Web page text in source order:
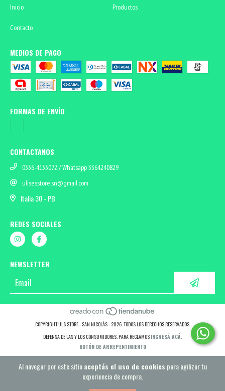
Al navegar por este sitioaceptás el uso de cookies para agilizar tu
experiencia de compra.
Inicio Productos
Contacto
MEDIOS DE PAGO
FORMAS DE ENVÍO
CONTACTANOS
0336-4133072 / Whatsapp 3364240829
ulisesstore.sn@gmail.com
Italia 30 - PB
REDES SOCIALES
NEWSLETTER
COPYRIGHT ULS STORE - SAN NICOLÁS - 2026. TODOS LOS DERECHOS RESERVADOS.
DEFENSA DE LAS Y LOS CONSUMIDORES. PARA RECLAMOS INGRESÁ ACÁ.
BOTÓN DE ARREPENTIMIENTO